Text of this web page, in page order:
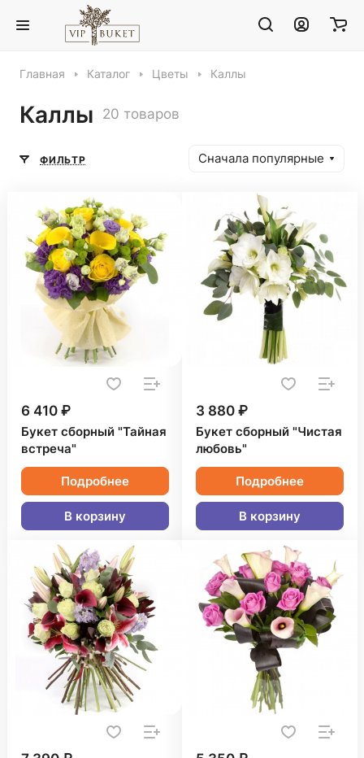
Главная Каталог Цветы Каллы
Каллы 20 товаров
ФИЛЬТР Сначала популярные
6 410 ₽
Букет сборный "Тайная
встреча"
Подробнее
В корзину
3 880 ₽
Букет сборный "Чистая
любовь"
Подробнее
В корзину